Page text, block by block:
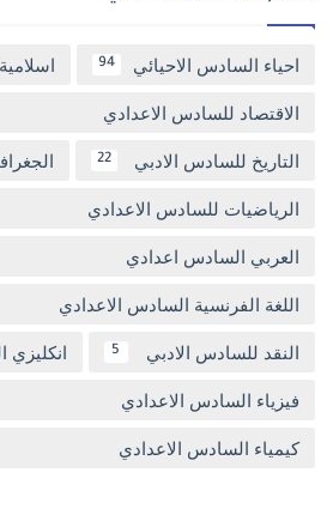
احياء السادس الاحيائي 94
الاقتصاد للسادس الاعدادي
التاريخ للسادس الادبي 22
الرياضيات للسادس الاعدادي
العربي السادس اعدادي
اللغة الفرنسية السادس الاعدادي
النقد للسادس الادبي 5 انكليزي
فيزياء السادس الاعدادي
كيمياء السادس الاعدادي